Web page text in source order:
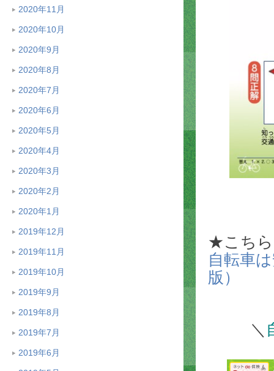
2020年11月
2020年10月
2020年9月
2020年8月
2020年7月
2020年6月
2020年5月
2020年4月
2020年3月
2020年2月
2020年1月
2019年12月
2019年11月
2019年10月
2019年9月
2019年8月
2019年7月
2019年6月
★こちら
自転車
版）
＼